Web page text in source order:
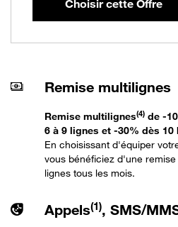
Remise multilignes
Remise multilignes(4) de -
6 à 9 lignes et -30% dès 10
En choisissant d'équiper
vous bénéficiez d'une
lignes tous les mois.
Appels(1), SMS/
Choisir cette Offre